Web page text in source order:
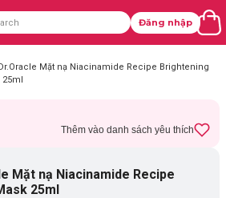
Đăng nhập
Mặt nạ Niacinamide Recipe Brightening
25ml
Thêm vào danh sách yêu thích
Mặt nạ Niacinamide Recipe
25ml